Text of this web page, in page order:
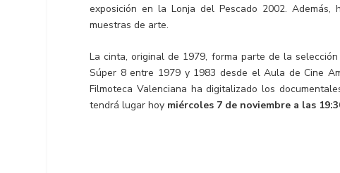
exposición en la Lonja del Pescado 2002. Además,
muestras de arte.
La cinta, original de 1979, forma parte de la selección
Súper 8 entre 1979 y 1983 desde el Aula de Cine
Filmoteca Valenciana ha digitalizado los
tendrá lugar hoy miércoles 7 de noviembre a las